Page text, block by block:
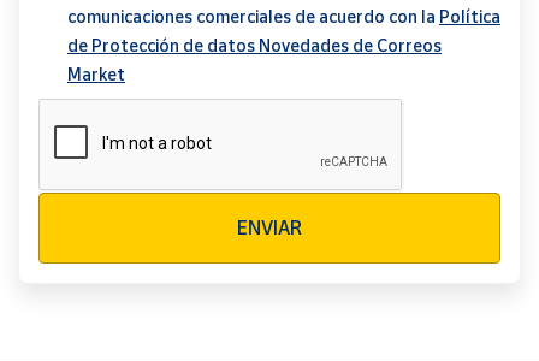
comunicaciones comerciales de acuerdo con la Política
de Protección de datos Novedades de Correos
Market
ENVIAR